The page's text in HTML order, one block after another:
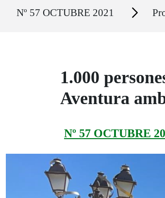
Nº 57 OCTUBRE 2021 Secciones
1.000
Aventura
Nº 57 OCTUBRE